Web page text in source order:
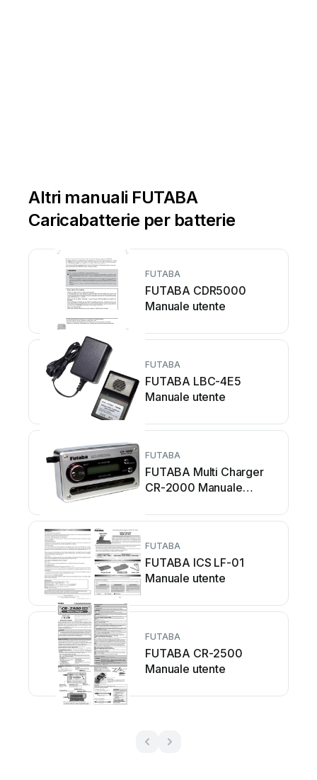
Altri manuali FUTABA
Caricabatterie per batterie
FUTABA
FUTABA CDR5000
Manuale utente
FUTABA
FUTABA LBC-4E5
Manuale utente
FUTABA
FUTABA Multi Charger
CR-2000 Manuale
FUTABA
FUTABA ICS LF-01
Manuale utente
FUTABA
FUTABA CR-2500
Manuale utente